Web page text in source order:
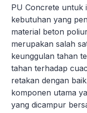
PU Concrete untuk
kebutuhan yang
material beton
merupakan salah
keunggulan tahan
tahan terhadap
retakan dengan
komponen utama
yang dicampur